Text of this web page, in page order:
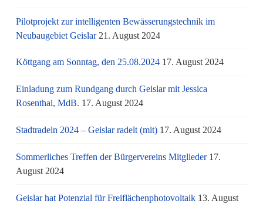
Pilotprojekt zur intelligenten Bewässerungstechnik im
Neubaugebiet Geislar 21. August 2024
Köttgang am Sonntag, den 25.08.2024 17. August 2024
Einladung zum Rundgang durch Geislar mit Jessica
Rosenthal, MdB. 17. August 2024
Stadtradeln 2024 – Geislar radelt (mit) 17. August 2024
Sommerliches Treffen der Bürgervereins Mitglieder 17.
August 2024
Geislar hat Potenzial für Freiflächenphotovoltaik 13. August